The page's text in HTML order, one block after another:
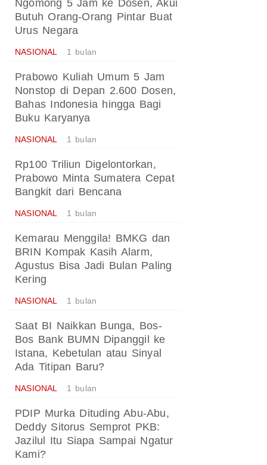
Ngomong 5 Jam ke Dosen, Akui
Butuh Orang-Orang Pintar Buat
Urus Negara
NASIONAL 1 bulan
Prabowo Kuliah Umum 5 Jam
Nonstop di Depan 2.600 Dosen,
Bahas Indonesia hingga Bagi
Buku Karyanya
NASIONAL 1 bulan
Rp100 Triliun Digelontorkan,
Prabowo Minta Sumatera Cepat
Bangkit dari Bencana
NASIONAL 1 bulan
Kemarau Menggila! BMKG dan
BRIN Kompak Kasih Alarm,
Agustus Bisa Jadi Bulan Paling
Kering
NASIONAL 1 bulan
Saat BI Naikkan Bunga, Bos-
Bos Bank BUMN Dipanggil ke
Istana, Kebetulan atau Sinyal
Ada Titipan Baru?
NASIONAL 1 bulan
PDIP Murka Dituding Abu-Abu,
Deddy Sitorus Semprot PKB:
Jazilul Itu Siapa Sampai Ngatur
Kami?